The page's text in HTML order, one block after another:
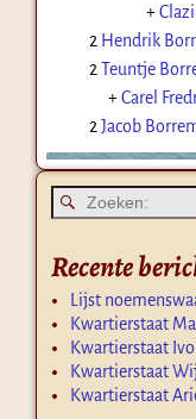
+
2 Hendrik
2 Teuntje
+Carel
2 Jacob
Recente
Lijst
Kwartierstaat
Kwartierstaat
Kwartierstaat
Kwartierstaat